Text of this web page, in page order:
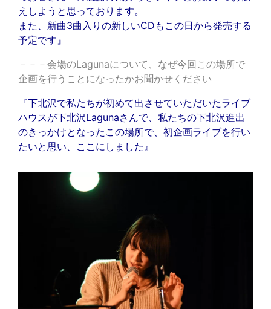
えしようと思っております。
また、新曲3曲入りの新しいCDもこの日から発売する
予定です』
－－－会場のLagunaについて、なぜ今回この場所で
企画を行うことになったかお聞かせください
『下北沢で私たちが初めて出させていただいたライブ
ハウスが下北沢Lagunaさんで、私たちの下北沢進出
のきっかけとなったこの場所で、初企画ライブを行い
たいと思い、ここにしました』